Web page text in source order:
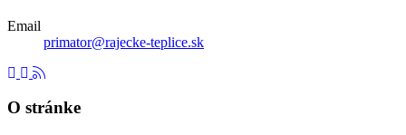
Email
primator@rajecke-teplice.sk
O stránke